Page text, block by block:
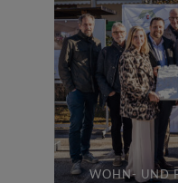
WOHN- UND